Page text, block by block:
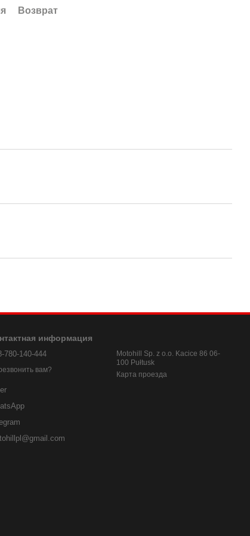
Возврат
информация
780-140-444
вам?
Motohill Sp. z o.o. Kacice 86 06-
100 Pułtusk
Карта проезда